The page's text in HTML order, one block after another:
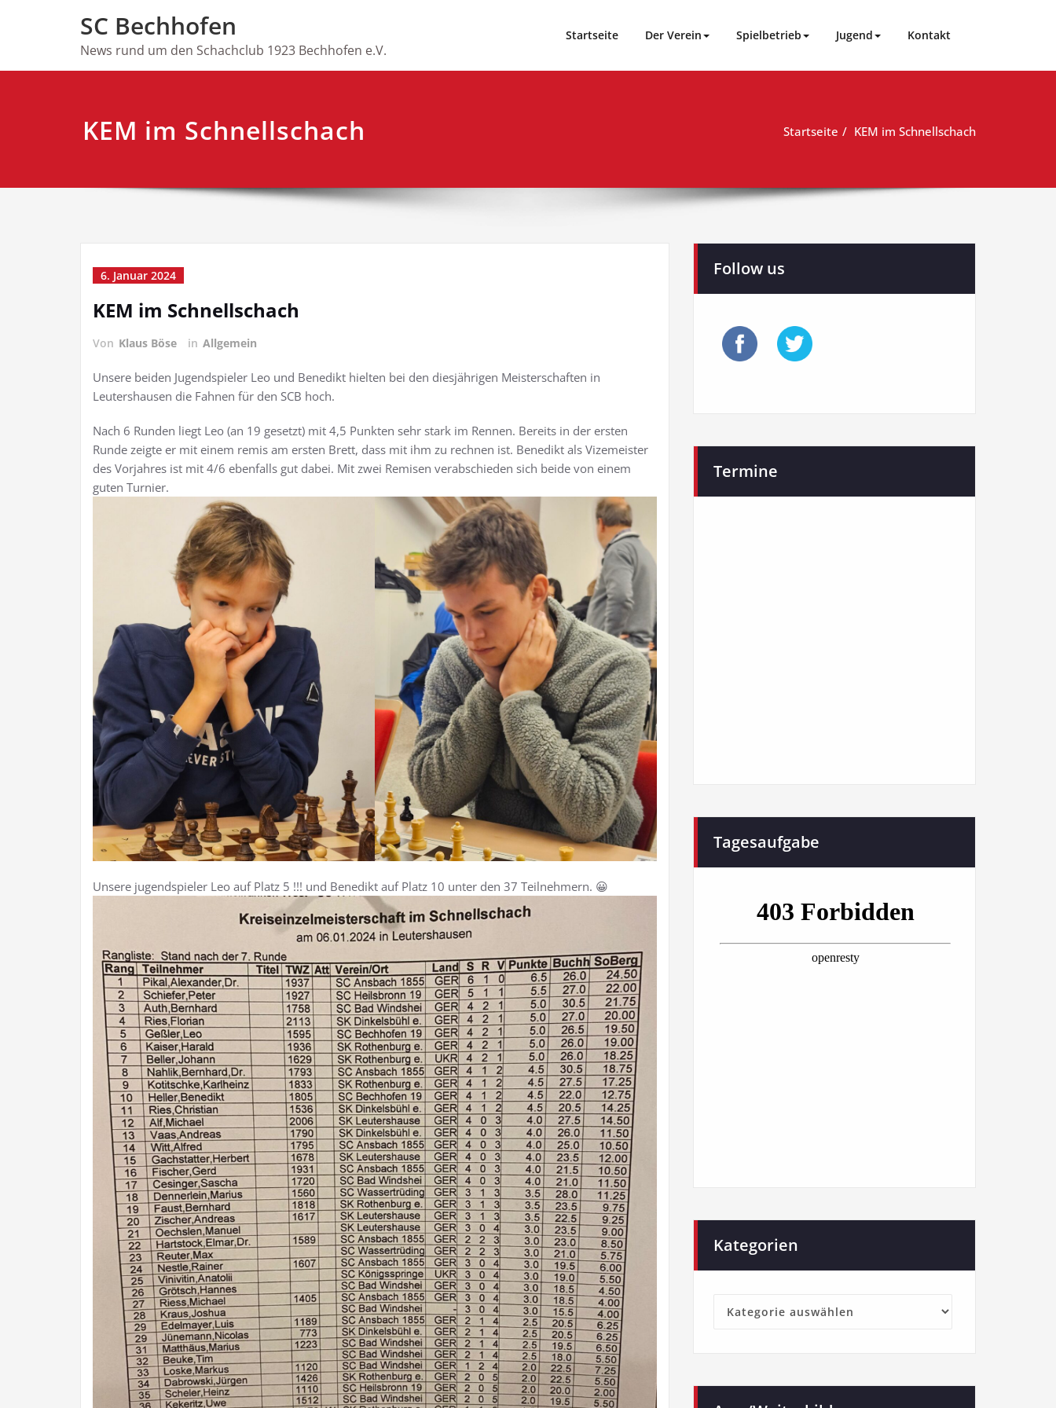
SC Bechhofen
News rund um den Schachclub 1923 Bechhofen e.V.
Startseite Der Verein Spielbetrieb Jugend Kontakt
KEM im Schnellschach Startseite KEM im Schnellschach
6. Januar 2024
KEM im Schnellschach
Von Klaus Böse in Allgemein
Unsere beiden Jugendspieler Leo und Benedikt hielten bei den diesjährigen Meisterschaften in
Leutershausen die Fahnen für den SCB hoch.
Nach 6 Runden liegt Leo (an 19 gesetzt) mit 4,5 Punkten sehr stark im Rennen. Bereits in der ersten
Runde zeigte er mit einem remis am ersten Brett, dass mit ihm zu rechnen ist. Benedikt als Vizemeister
des Vorjahres ist mit 4/6 ebenfalls gut dabei. Mit zwei Remisen verabschieden sich beide von einem
guten Turnier.
Unsere jugendspieler Leo auf Platz 5 !!! und Benedikt auf Platz 10 unter den 37 Teilnehmern. 😀
Follow us
Termine
Tagesaufgabe
Kategorien
Kategorien